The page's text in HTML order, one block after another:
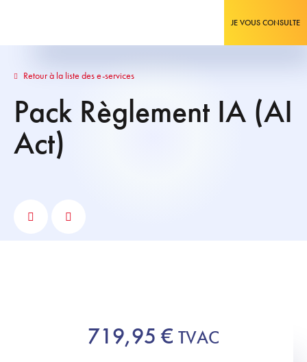
JE VOUS CONSULTE
Retour à la liste des e-services
Pack Règlement IA (AI
Act)
719,95 € TVAC